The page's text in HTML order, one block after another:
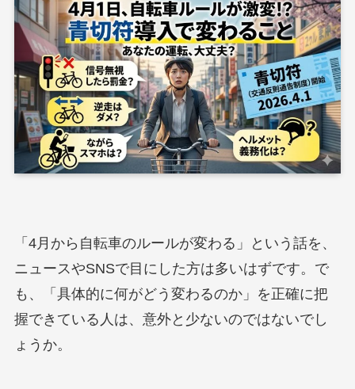
「4月から自転車のルールが変わる」という話を、
ニュースやSNSで目にした方は多いはずです。で
も、「具体的に何がどう変わるのか」を正確に把
握できている人は、意外と少ないのではないでし
ょうか。